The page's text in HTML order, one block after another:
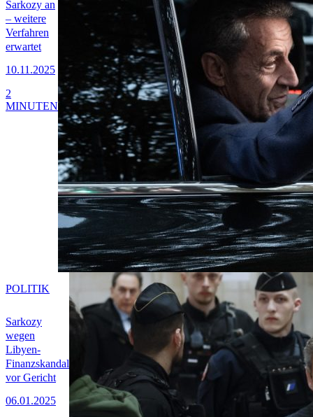
Sarkozy an
– weitere
Verfahren
erwartet
10.11.2025
2
MINUTEN
Sarkozy
wegen
Libyen-
Finanzskandal
vor Gericht
06.01.2025
POLITIK